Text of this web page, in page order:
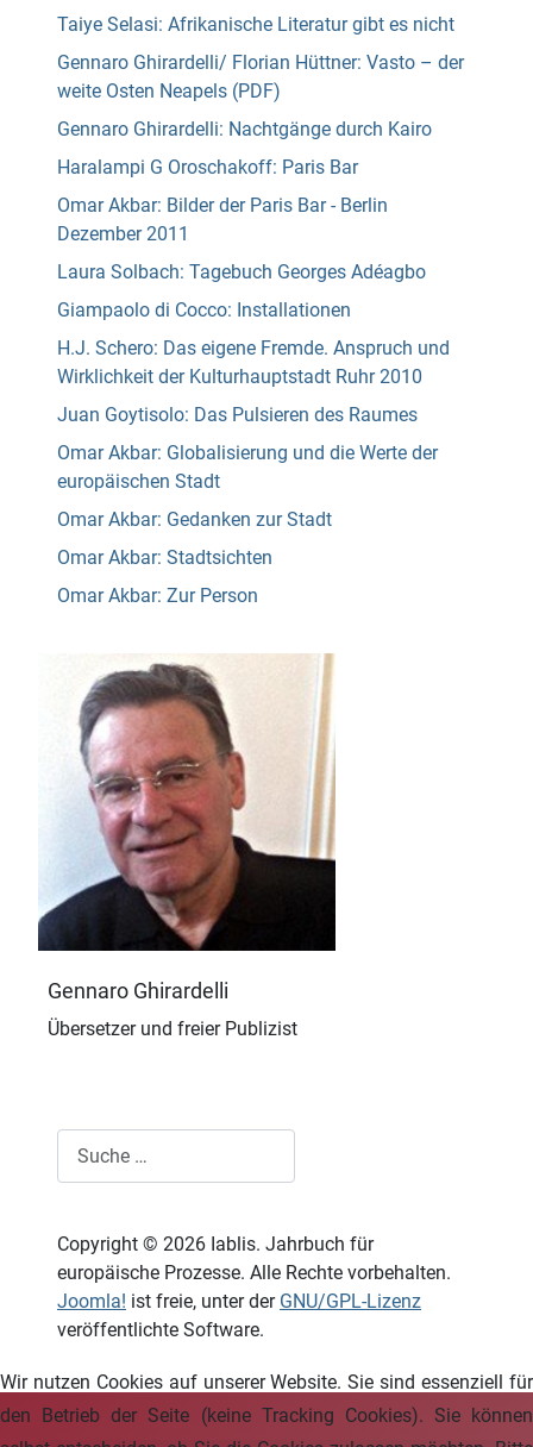
Taiye Selasi: Afrikanische Literatur gibt es nicht
Gennaro Ghirardelli/ Florian Hüttner: Vasto – der
weite Osten Neapels (PDF)
Gennaro Ghirardelli: Nachtgänge durch Kairo
Haralampi G Oroschakoff: Paris Bar
Omar Akbar: Bilder der Paris Bar - Berlin
Dezember 2011
Laura Solbach: Tagebuch Georges Adéagbo
Giampaolo di Cocco: Installationen
H.J. Schero: Das eigene Fremde. Anspruch und
Wirklichkeit der Kulturhauptstadt Ruhr 2010
Juan Goytisolo: Das Pulsieren des Raumes
Omar Akbar: Globalisierung und die Werte der
europäischen Stadt
Omar Akbar: Gedanken zur Stadt
Omar Akbar: Stadtsichten
Omar Akbar: Zur Person
Gennaro Ghirardelli
Übersetzer und freier Publizist
Copyright © 2026 Iablis. Jahrbuch für
europäische Prozesse. Alle Rechte vorbehalten.
Joomla! ist freie, unter der GNU/GPL-Lizenz
veröffentlichte Software.
Wir nutzen Cookies auf unserer Website. Sie sind essenziell für
den Betrieb der Seite (keine Tracking Cookies). Sie können